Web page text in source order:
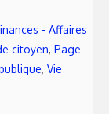
- Affaires
citoyen, Page
, Vie